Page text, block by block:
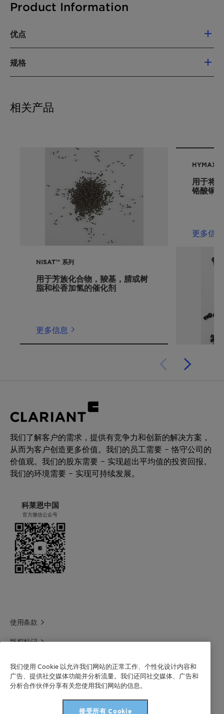
Product Information
优点
铜晶体尺寸小：活性和选择性极高
稳定性
机械强度高
规格
mm, 6x3 mm, 6x4
mm,
片剂，粉末
相关产品
NISAT™ 系列
用于芳族化合物，羧基，腈或树
脂和松香加氢的催化剂
更多信息
HYMAX™
用于将
铬酸铜
更多信息
我们了解客户的需求，提供有竞争力和创新的解决方案，
从而为客户创造更多价值。我们的员工需要 – 恪守公司的
价值观。我们的股东需要 – 实现超出平均值的投资回报。
我们的环境需要 – 实现可持续发展。
科莱恩中国
官方微信公众号
使用条款
版权标记
科莱恩1688官方旗舰店
我们使用 Cookie 以允许我们网站的正常工作、个性化设计内容和
广告、提供社交媒体功能并分析流量。我们还同社交媒体、广告和
分析合作伙伴分享有关您使用我们网站的信息。
接受所有 Cookie